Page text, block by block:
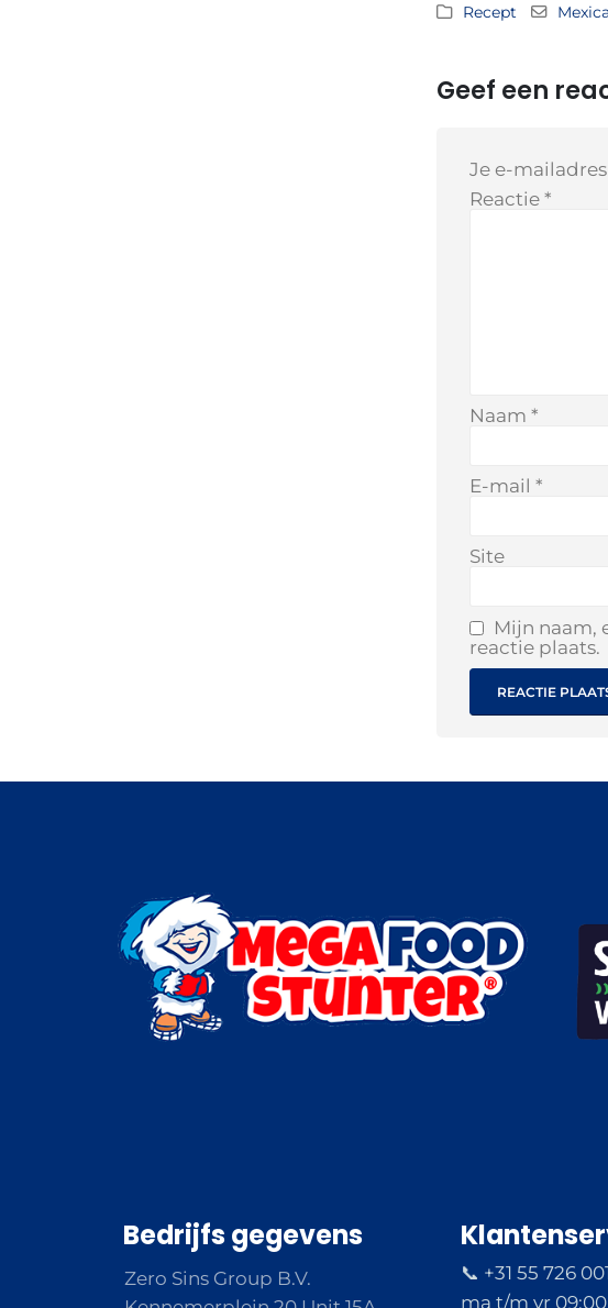
Recept
Geef een
Je e-
Reactie *
Naam *
E-mail *
Site
Mijn naam,
reactie plaats.
Bedrijfs gegevens
Zero Sins Group B.V.
📞 +31 55 726
ma t/m vr